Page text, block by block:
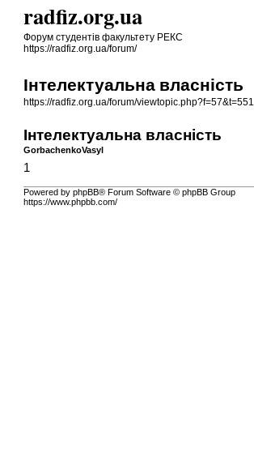
radfiz.org.ua
Форум студентів факультету РЕКС
https://radfiz.org.ua/forum/
Інтелектуальна власність
https://radfiz.org.ua/forum/viewtopic.php?f=57&t=551
Інтелектуальна власність
GorbachenkoVasyl
1
Powered by phpBB® Forum Software © phpBB Group
https://www.phpbb.com/